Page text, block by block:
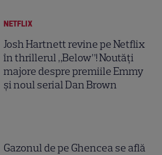
NETFLIX
Josh Hartnett revine pe Netflix
în thrillerul „Below”! Noutăți
majore despre premiile Emmy
și noul serial Dan Brown
Gazonul de pe Ghencea se află